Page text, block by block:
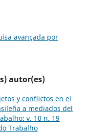
avançada por
autor(es)
y conflictos en el
a mediados del
v. 10 n. 19
Trabalho